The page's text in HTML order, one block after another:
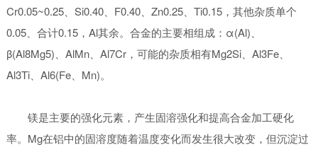
Cr0.05~0.25、Si0.40、F0.40、Zn0.25、Ti0.15，其他杂质单个
0.05、合计0.15，Al其余。合金的主要相组成：α(Al)、
β(Al8Mg5)、AlMn、Al7Cr，可能的杂质相有Mg2Si、Al3Fe、
Al3Ti、Al6(Fe、Mn)。
镁是主要的强化元素，产生固溶强化和提高合金加工硬化
率。Mg在铝中的固溶度随着温度变化而发生很大改变，但沉淀过